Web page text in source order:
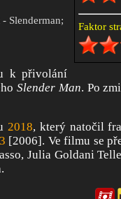
Faktor
Slenderman;
k přivolání
Slender Man. Po
2018, který natočil
[2006]. Ve filmu se
Julia Goldani